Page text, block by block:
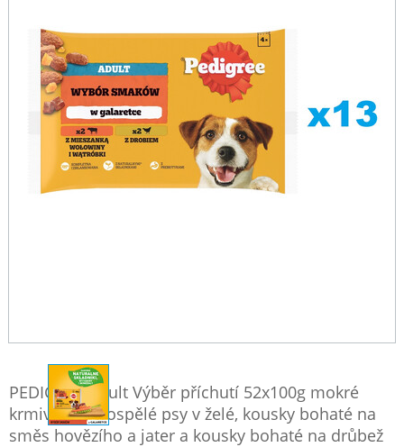
PEDIGREE Adult Výběr příchutí 52x100g mokré
krmivo pro dospělé psy v želé, kousky bohaté na
směs hovězího a jater a kousky bohaté na drůbež